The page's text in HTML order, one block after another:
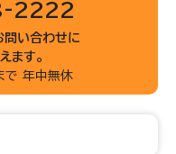
2222
問い合わせに
ます。
で 年中無休